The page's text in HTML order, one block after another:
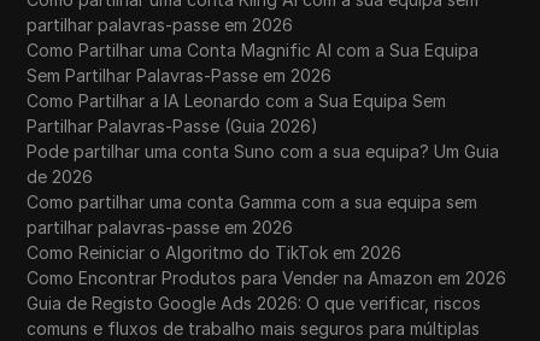
partilhar palavras-passe em 2026
Como Partilhar uma Conta Magnific AI com a Sua Equipa
Sem Partilhar Palavras-Passe em 2026
Como Partilhar a IA Leonardo com a Sua Equipa Sem
Partilhar Palavras-Passe (Guia 2026)
Pode partilhar uma conta Suno com a sua equipa? Um Guia
de 2026
Como partilhar uma conta Gamma com a sua equipa sem
partilhar palavras-passe em 2026
Como Reiniciar o Algoritmo do TikTok em 2026
Como Encontrar Produtos para Vender na Amazon em 2026
Guia de Registo Google Ads 2026: O que verificar, riscos
comuns e fluxos de trabalho mais seguros para múltiplas